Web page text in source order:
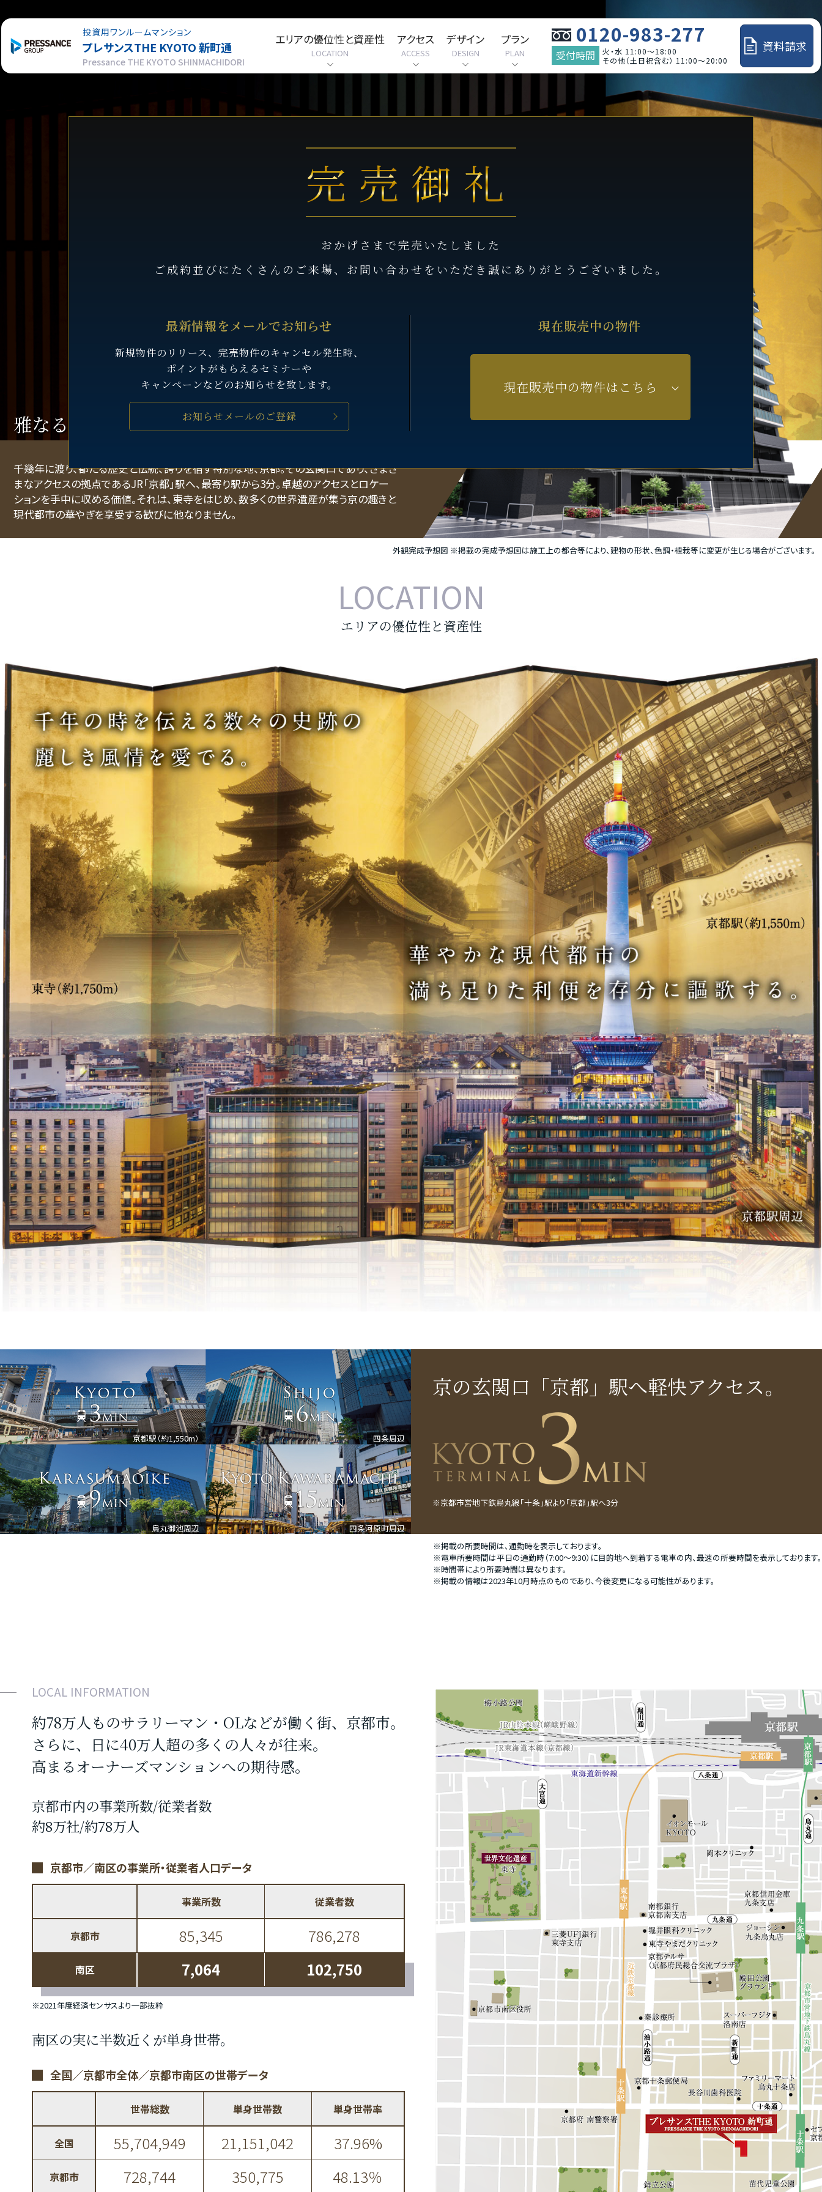
投資用ワンルームマンション
プレサンスTHE KYOTO 新町通
Pressance THE KYOTO SHINMACHIDORI
エリアの優位性と資産性
LOCATION
アクセス
ACCESS
デザイン
DESIGN
プラン
PLAN
0120-983-277
受付時間
火・水 11:00～18:00
その他（土日祝含む） 11:00～20:00
資料請求
完売御礼
おかげさまで完売いたしました
ご成約並びにたくさんのご来場、お問い合わせをいただき誠にありがとうございました。
最新情報をメールでお知らせ
新規物件のリリース、完売物件のキャンセル発生時、
ポイントがもらえるセミナーや
キャンペーンなどのお知らせを致します。
お知らせメールのご登録
現在販売中の物件
現在販売中の物件はこちら
雅なる都の扉を開き、華やぎを戴く。
千幾年に渡り、都たる歴史と伝統、誇りを宿す特別な地、京都。その玄関口であり、さまざ
まなアクセスの拠点であるJR「京都」駅へ、最寄り駅から3分。卓越のアクセスとロケー
ションを手中に収める価値。それは、東寺をはじめ、数多くの世界遺産が集う京の趣きと
現代都市の華やぎを享受する歓びに他なりません。
外観完成予想図 ※掲載の完成予想図は施工上の都合等により、建物の形状、色調・植栽等に変更が生じる場合がございます。
LOCATION
エリアの優位性と資産性
京都駅（約1,550m） 四条周辺
烏丸御池周辺 四条河原町周辺
京の玄関口「京都」駅へ軽快アクセス。
※京都市営地下鉄烏丸線「十条」駅より「京都」駅へ3分
※掲載の所要時間は、通勤時を表示しております。
※電車所要時間は平日の通勤時（7:00〜9:30）に目的地へ到着する電車の内、最速の所要時間を表示しております。
※時間帯により所要時間は異なります。
※掲載の情報は2023年10月時点のものであり、今後変更になる可能性があります。
LOCAL INFORMATION
約78万人ものサラリーマン・OLなどが働く街、京都市。
さらに、日に40万人超の多くの人々が往来。
高まるオーナーズマンションへの期待感。
京都市内の事業所数/従業者数
約8万社/約78万人
京都市／南区の事業所・従業者人口データ
事業所数 従業者数
京都市 85,345 786,278
南区 7,064 102,750
※2021年度経済センサスより一部抜粋
南区の実に半数近くが単身世帯。
全国／京都市全体／京都市南区の世帯データ
世帯総数 単身世帯数 単身世帯率
全国 55,704,949 21,151,042 37.96%
京都市 728,744 350,775 48.13％